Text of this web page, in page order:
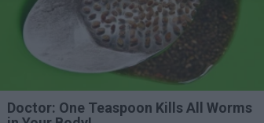
Doctor: One Teaspoon Kills All Worms